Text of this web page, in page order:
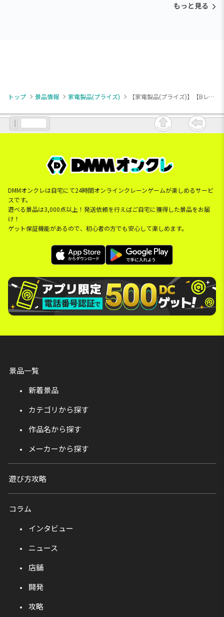
もっと見る
トップ 景品情報 家電製品(プライズ) 【家電製品(プライズ)】【Bレッド(ボタン)】46pcs 充電式電動ドライバーセット
DMMオンクレは自宅にて24時間オンラインクレーンゲームが楽しめるサービ
スです。
遊べる景品は3,000点以上！発送依頼を行えばご自宅に獲得した景品をお届
け！
ゲット保証機能があるので、初心者の方でも安心して楽しめます。
景品一覧
新着景品
カテゴリから探す
作品名から探す
メーカーから探す
遊び方攻略
コラム
インタビュー
ニュース
店舗
開発
攻略